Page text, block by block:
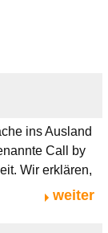
ins Ausland
Call by
Wir erklären,
weiter